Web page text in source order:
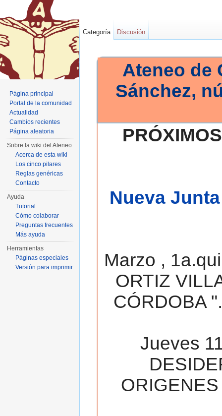
Ateneo de
Sánchez,
Nueva
Marzo ,
ORTIZ
CÓRDOBA
Jueves
Categoría Discusión
Página principal
Portal de la comunidad
Actualidad
Cambios recientes
Página aleatoria
Sobre la wiki del Ateneo
Acerca de esta wiki
Los cinco pilares
Reglas genéricas
Contacto
Ayuda
Tutorial
Cómo colaborar
Preguntas frecuentes
Más ayuda
Herramientas
Páginas especiales
Versión para imprimir